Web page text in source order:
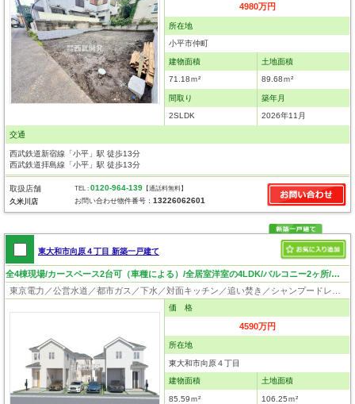
4980万円
所在地
小平市仲町
建物面積
71.18ｍ²
土地面積
89.68ｍ²
間取り
2SLDK
築年月
2026年11月
交通
西武鉄道新宿線「小平」駅 徒歩13分
西武鉄道拝島線「小平」駅 徒歩13分
取扱店舗
久米川店
TEL :0120-964-139 【通話料無料】
お問い合わせ物件番号：13226062601
東大和市向原４丁目 新築一戸建て
全4棟現場/カースペース2台可（車種による）/全居室洋室の4LDK/バルコニー2ヶ所/リビングイン階段！
価 格
4590万円
所在地
東大和市向原４丁目
建物面積
85.59ｍ²
土地面積
106.25ｍ²